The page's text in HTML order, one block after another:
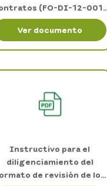
(FO-DI-12-001-
031)
Ver documento
Instructivo para el
diligenciamiento del
de revisión de los